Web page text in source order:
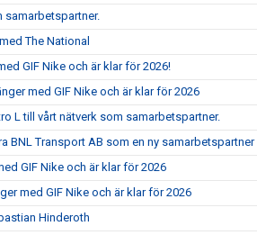
samarbetspartner.
The National
GIF Nike och är klar för 2026!
med GIF Nike och är klar för 2026
L till vårt nätverk som samarbetspartner.
BNL Transport AB som en ny samarbetspartner
GIF Nike och är klar för 2026
med GIF Nike och är klar för 2026
Hinderoth